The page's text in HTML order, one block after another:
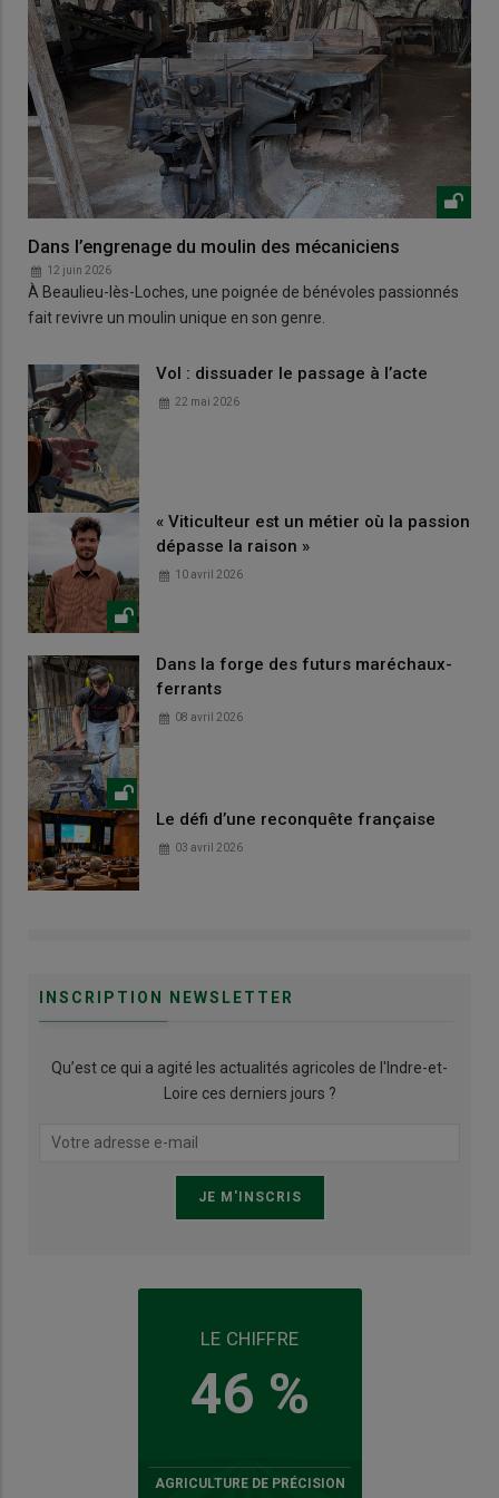
Dans l’engrenage du moulin des mécaniciens
12 juin 2026
À Beaulieu-lès-Loches, une poignée de bénévoles passionnés
fait revivre un moulin unique en son genre.
Vol : dissuader le passage à l’acte
22 mai 2026
« Viticulteur est un métier où la passion
dépasse la raison »
10 avril 2026
Dans la forge des futurs maréchaux-
ferrants
08 avril 2026
Le défi d’une reconquête française
03 avril 2026
INSCRIPTION NEWSLETTER
Qu’est ce qui a agité les actualités agricoles de l'Indre-et-
Loire ces derniers jours ?
LE CHIFFRE
46 %
AGRICULTURE DE PRÉCISION